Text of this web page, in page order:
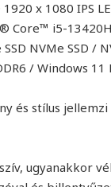
x 1080 IPS
Core™ i5-
SSD NVMe SSD /
/ Windows 11
és stílus jellemzi
ugyanakkor